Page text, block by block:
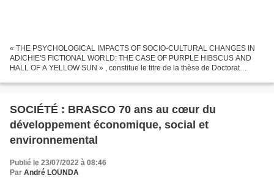
« THE PSYCHOLOGICAL IMPACTS OF SOCIO-CULTURAL CHANGES IN
ADICHIE'S FICTIONAL WORLD: THE CASE OF PURPLE HIBSCUS AND
HALL OF A YELLOW SUN » , constitue le titre de la thèse de Doctorat
SOCIÉTÉ : BRASCO 70 ans au cœur du
développement économique, social et
environnemental
Publié le 23/07/2022 à 08:46
Par André LOUNDA